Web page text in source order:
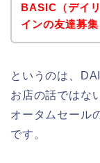
BASIC（デイ
インの友達募
というのは、
お店の話ではな
オータムセール
です。